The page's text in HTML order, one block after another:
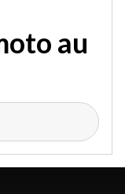
au